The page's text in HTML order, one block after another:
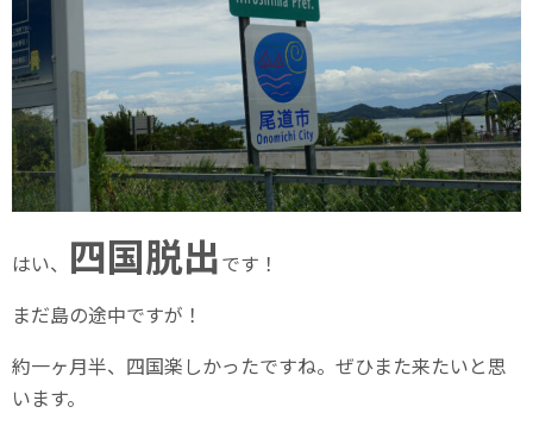
はい、 四国脱出です！
まだ島の途中ですが！
約一ヶ月半、四国楽しかったですね。ぜひまた来たいと思
います。